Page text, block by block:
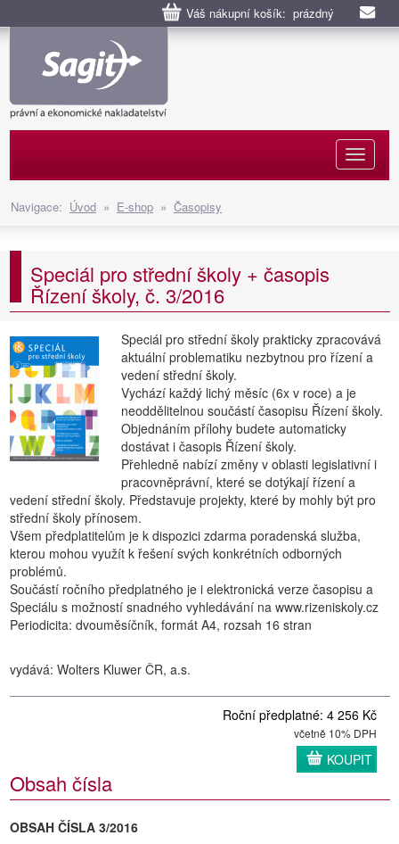
Váš nákupní košík: prázdný
Navigace: Úvod » E-shop » Časopisy
Speciál pro střední školy + časopis
Řízení školy, č. 3/2016
Speciál pro střední školy prakticky zpracovává
aktuální problematiku nezbytnou pro řízení a
vedení střední školy.
Vychází každý lichý měsíc (6x v roce) a je
neoddělitelnou součástí časopisu Řízení školy.
Objednáním přílohy budete automaticky
dostávat i časopis Řízení školy.
Přehledně nabízí změny v oblasti legislativní i
pracovněprávní, které se dotýkají řízení a
vedení střední školy. Představuje projekty, které by mohly být pro
střední školy přínosem.
Všem předplatitelům je k dispozici zdarma poradenská služba,
kterou mohou využít k řešení svých konkrétních odborných
problémů.
Součástí ročního předplatného je i elektronická verze časopisu a
Speciálu s možností snadného vyhledávání na www.rizeniskoly.cz
Periodicita: dvouměsíčník, formát A4, rozsah 16 stran
vydává: Wolters Kluwer ČR, a.s.
Roční předplatné: 4 256 Kč
včetně 10% DPH
KOUPIT
Obsah čísla
OBSAH ČÍSLA 3/2016